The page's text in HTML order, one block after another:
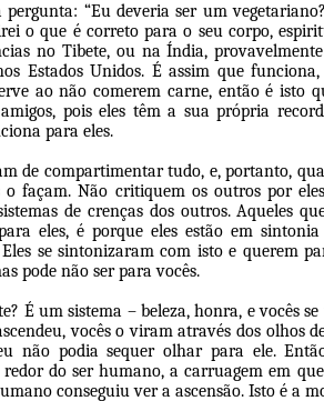
pergunta: “Eu deveria ser um
o que é correto para o seu corpo,
no Tibete, ou na Índia,
Estados Unidos. É assim que
ao não comerem carne, então é isto
pois eles têm a sua própria
para eles.
de compartimentar tudo, e, portanto,
o façam. Não critiquem os outros por
de crenças dos outros. Aqueles
eles, é porque eles estão em
se sintonizaram com isto e querem
pode não ser para vocês.
É um sistema – beleza, honra, e vocês
vocês o viram através dos olhos
não podia sequer olhar para ele.
do ser humano, a carruagem em
conseguiu ver a ascensão. Isto é a